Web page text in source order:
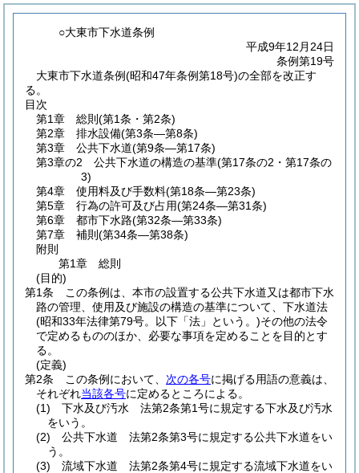
○大東市下水道条例
平成9年12月24日
条例第19号
大東市下水道条例(昭和47年条例第18号)の全部を改正す
る。
目次
第1章
総則 (第1条・第2条)
第2章
排水設備(第3条―第8条)
第3章
公共下水道(第9条―第17条)
第3章の2
公共下水道の構造の基準(第17条の2・第17条の
3)
第4章
使用料及び手数料(第18条―第23条)
第5章
行為の許可及び占用(第24条―第31条)
第6章
都市下水路(第32条―第33条)
第7章
補則 (第34条―第38条)
附則
第1章
総則
(目的)
第1条
この条例は、本市の設置する公共下水道又は都市下水
路の管理、使用及び施設の構造の基準について、下水道法
(昭和33年法律第79号。以下「法」という。)その他の法令
で定めるもののほか、必要な事項を定めることを目的とす
る。
(定義)
第2条
この条例において、 次の各号に掲げる用語の意義は、
それぞれ当該各号に定めるところによる。
(1)
下水及び汚水 法第2条第1号に規定する下水及び汚水
をいう。
(2)
公共下水道 法第2条第3号に規定する公共下水道をい
う。
(3)
流域下水道 法第2条第4号に規定する流域下水道をい